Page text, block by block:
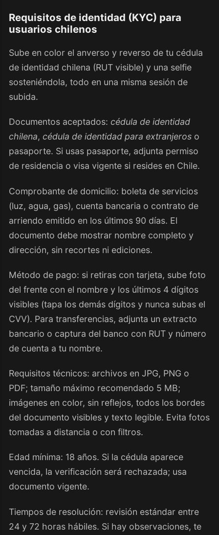
Requisitos de identidad (KYC) para
usuarios chilenos
Sube en color el anverso y reverso de tu cédula
de identidad chilena (RUT visible) y una selfie
sosteniéndola, todo en una misma sesión de
subida.
Documentos aceptados: cédula de identidad
chilena, cédula de identidad para extranjeroso
pasaporte. Si usas pasaporte, adjunta permiso
de residencia o visa vigente si resides en Chile.
Comprobante de domicilio: boleta de servicios
(luz, agua, gas), cuenta bancaria o contrato de
arriendo emitido en los últimos 90 días. El
documento debe mostrar nombre completo y
dirección, sin recortes ni ediciones.
Método de pago: si retiras con tarjeta, sube foto
del frente con el nombre y los últimos 4 dígitos
visibles (tapa los demás dígitos y nunca subas el
CVV). Para transferencias, adjunta un extracto
bancario o captura del banco con RUT y número
de cuenta a tu nombre.
Requisitos técnicos: archivos en JPG, PNG o
PDF; tamaño máximo recomendado 5 MB;
imágenes en color, sin reflejos, todos los bordes
del documento visibles y texto legible. Evita fotos
tomadas a distancia o con filtros.
Edad mínima: 18 años. Si la cédula aparece
vencida, la verificación será rechazada; usa
documento vigente.
Tiempos de resolución: revisión estándar entre
24 y 72 horas hábiles. Si hay observaciones, te